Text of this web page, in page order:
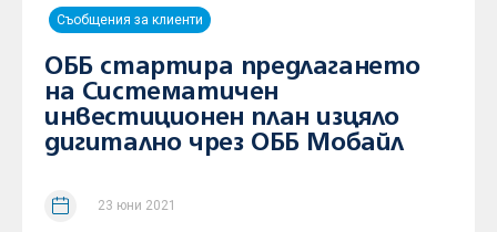
Съобщения за клиенти
ОББ стартира предлагането
на Систематичен
инвестиционен план изцяло
дигитално чрез ОББ Мобайл
23 юни 2021